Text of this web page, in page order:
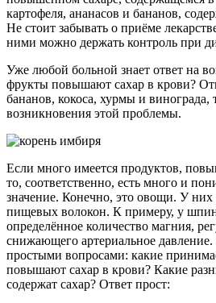
картофеля, ананасов и бананов,
Не стоит забывать о приёме
ними можно держать контроль при
Уже любой больной знает ответ на
фрукты повышают сахар в крови?
бананов, кокоса, хурмы и винограда,
возникновения этой проблемы.
Если много имеется продуктов,
то, соответственно, есть много и
значение. Конечно, это овощи. У
пищевых волокон. К примеру, у
определённое количество магния,
снижающего артериальное давление.
простыми вопросами: какие
повышают сахар в крови? Какие
содержат сахар? Ответ прост: